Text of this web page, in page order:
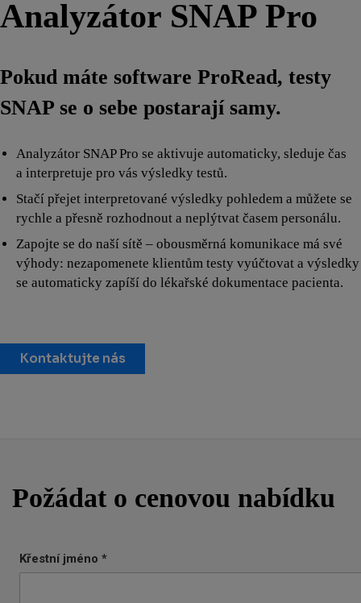
Analyzátor SNAP Pro
Pokud máte software ProRead, testy
SNAP se o sebe postarají samy.
Analyzátor SNAP Pro se aktivuje automaticky, sleduje čas
a interpretuje pro vás výsledky testů.
Stačí přejet interpretované výsledky pohledem a můžete se
rychle a přesně rozhodnout a neplýtvat časem personálu.
Zapojte se do naší sítě – obousměrná komunikace má své
výhody: nezapomenete klientům testy vyúčtovat a výsledky
se automaticky zapíší do lékařské dokumentace pacienta.
Kontaktujte nás
Požádat o cenovou nabídku